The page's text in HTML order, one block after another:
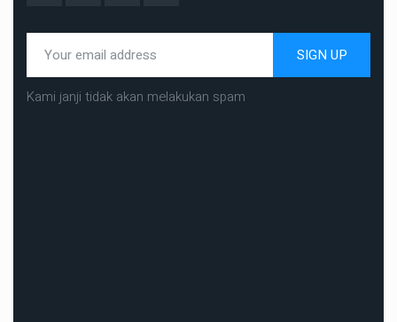
SIGN UP
Kami janji tidak akan melakukan spam